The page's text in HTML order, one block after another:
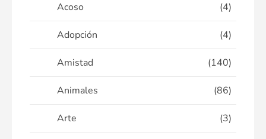
Acoso (4)
Adopción (4)
Amistad (140)
Animales (86)
Arte (3)